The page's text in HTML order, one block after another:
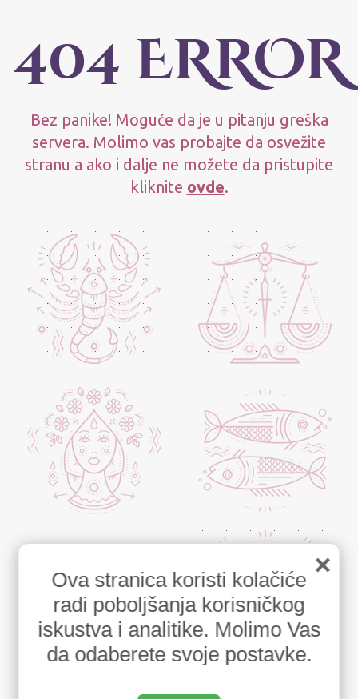
404 ERROR
Bez panike! Moguće da je u pitanju greška
servera. Molimo vas probajte da osvežite
stranu a ako i dalje ne možete da pristupite
kliknite ovde.
×
Ova stranica koristi kolačiće
radi poboljšanja korisničkog
iskustva i analitike. Molimo Vas
da odaberete svoje postavke.